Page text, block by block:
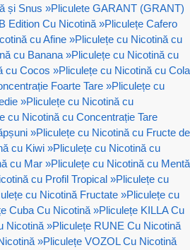
și Snus »Pliculete GARANT (GRANT)
Edition Cu Nicotină »Pliculețe Cafero
cu Afine »Pliculețe cu Nicotină cu
cu Banana »Pliculețe cu Nicotină cu
cu Cocos »Pliculețe cu Nicotină cu Cola
Foarte Tare »Pliculețe cu
»Pliculețe cu Nicotină cu
cu Nicotină cu Concentrație Tare
»Pliculețe cu Nicotină cu Fructe de
cu Kiwi »Pliculețe cu Nicotină cu
cu Mar »Pliculețe cu Nicotină cu Mentă
cu Profil Tropical »Pliculețe cu
cu Nicotină Fructate »Pliculețe cu
Cuba Cu Nicotină »Pliculețe KILLA Cu
Nicotină »Pliculețe RUNE Cu Nicotină
»Pliculețe VOZOL Cu Nicotină